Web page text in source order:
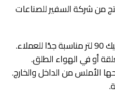
من شركة السفير للصناعات
أو في الهواء الطلق.
من الداخل والخارج.